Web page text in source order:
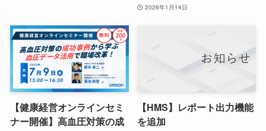
2026年1月14日
【健康経営オンラインセミ
ナー開催】高血圧対策の成
【HMS】レポート出力機能
を追加